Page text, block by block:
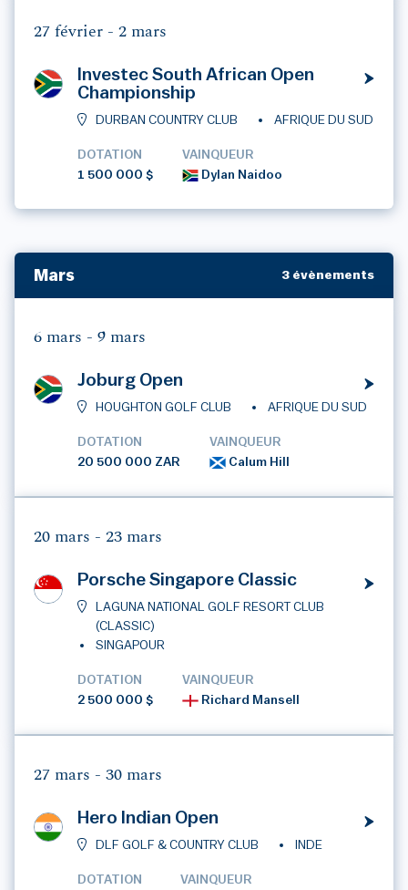
27 février - 2 mars
Investec South African Open
Championship
DURBAN COUNTRY CLUB AFRIQUE DU SUD
DOTATION
1 500 000 $
VAINQUEUR
Dylan Naidoo
Mars 3 évènements
6 mars - 9 mars
Joburg Open
HOUGHTON GOLF CLUB AFRIQUE DU SUD
DOTATION
20 500 000 ZAR
VAINQUEUR
Calum Hill
20 mars - 23 mars
Porsche Singapore Classic
LAGUNA NATIONAL GOLF RESORT CLUB
(CLASSIC)
SINGAPOUR
DOTATION
2 500 000 $
VAINQUEUR
Richard Mansell
27 mars - 30 mars
Hero Indian Open
DLF GOLF & COUNTRY CLUB INDE
DOTATION VAINQUEUR